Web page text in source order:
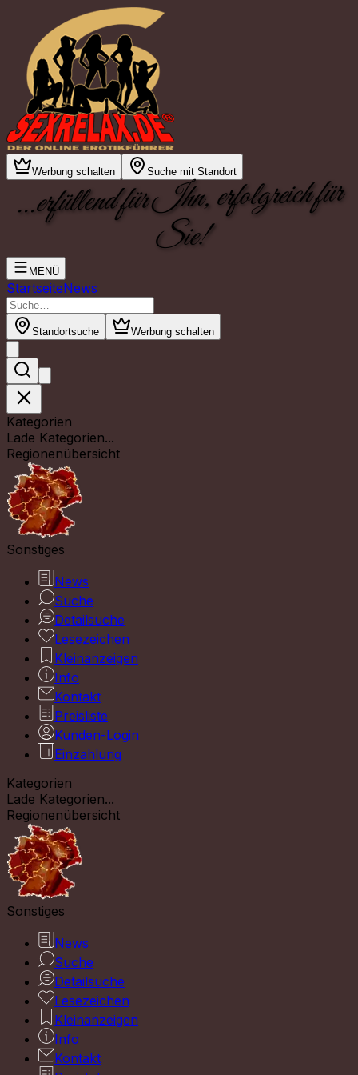
Werbung schalten Suche mit Standort
...erfüllend für Ihn, erfolgreich für
Sie!
MENÜ
StartseiteNews
Standortsuche Werbung schalten
Kategorien
Lade Kategorien...
Regionenübersicht
Sonstiges
News
Suche
Detailsuche
Lesezeichen
Kleinanzeigen
Info
Kontakt
Preisliste
Kunden-Login
Einzahlung
Kategorien
Lade Kategorien...
Regionenübersicht
Sonstiges
News
Suche
Detailsuche
Lesezeichen
Kleinanzeigen
Info
Kontakt